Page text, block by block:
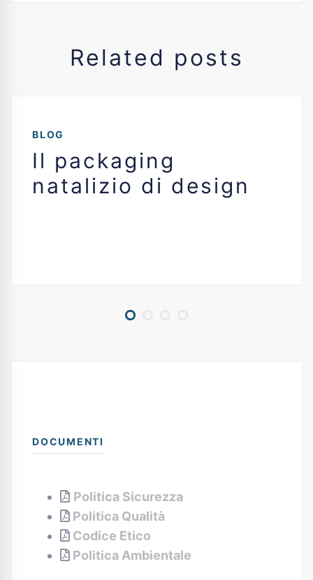
Related posts
BLOG
Il packaging
natalizio di design
DOCUMENTI
Politica Sicurezza
Politica Qualità
Codice Etico
Politica Ambientale